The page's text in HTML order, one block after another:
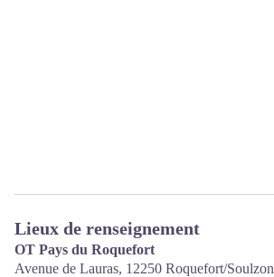
Lieux de renseignement
OT Pays du Roquefort
Avenue de Lauras, 12250 Roquefort/Soulzon